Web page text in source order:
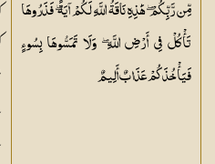
مِّن رَّبِّكُمْ ۖ هَٰذِهِ نَاقَةُ اللَّهِ لَكُمْ آيَةً ۖ فَذَرُوهَا
تَأْكُلْ فِي أَرْضِ اللَّهِ ۖ وَلَا تَمَسُّوهَا بِسُوءٍ
فَيَأْخُذَكُمْ عَذَابٌأَلِيمٌ